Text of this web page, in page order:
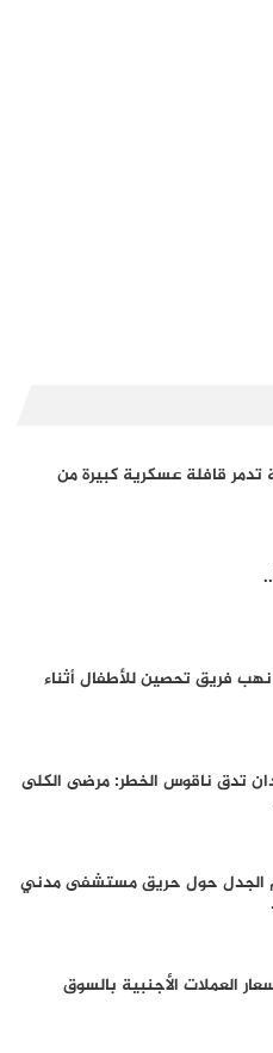
تدمر قافلة عسكرية كبيرة من
فريق تحصين للأطفال أثناء
تدق ناقوس الخطر: مرضى الكلى
الجدل حول حريق مستشفى مدني
العملات الأجنبية بالسوق